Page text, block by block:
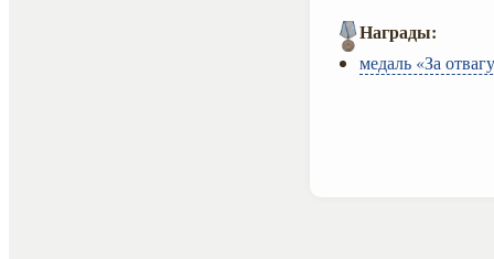
Награды:
медаль «За